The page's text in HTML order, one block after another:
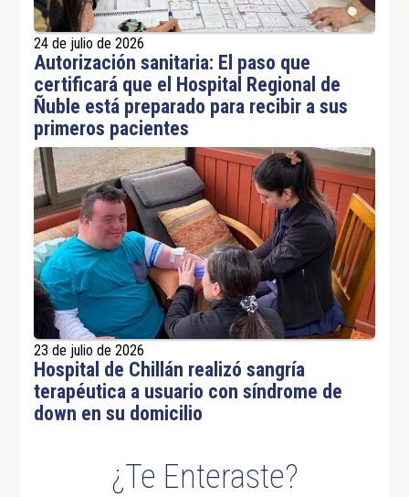
24 de julio de 2026
Autorización sanitaria: El paso que
certificará que el Hospital Regional de
Ñuble está preparado para recibir a sus
primeros pacientes
23 de julio de 2026
Hospital de Chillán realizó sangría
terapéutica a usuario con síndrome de
down en su domicilio
¿Te Enteraste?